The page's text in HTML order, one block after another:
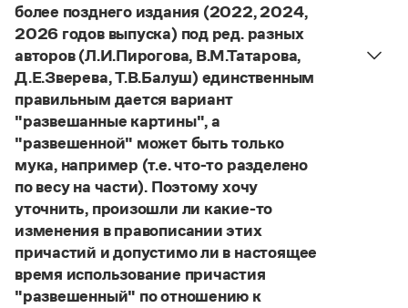
Правила русского языка: от азов до тонкостей
Интерактивные упражнения: от простого к сложному
Скороговорки
Издательство
Словари
Научпоп
Учебники и справочники
Все книги
более позднего издания (2022, 2024,
2026 годов выпуска) под ред. разных
авторов (Л.И.Пирогова, В.М.Татарова,
Д.Е.Зверева, Т.В.Балуш) единственным
правильным дается вариант
"развешанные картины", а
"развешенной" может быть только
мука, например (т.е. что-то разделено
по весу на части). Поэтому хочу
уточнить, произошли ли какие-то
изменения в правописании этих
причастий и допустимо ли в настоящее
время использование причастия
"развешенный" по отношению к